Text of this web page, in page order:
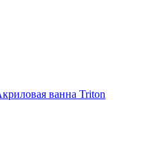
ванна Triton